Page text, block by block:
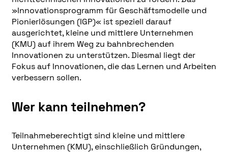
»Innovationsprogramm für Geschäftsmodelle und
Pionierlösungen (IGP)« ist speziell darauf
ausgerichtet, kleine und mittlere Unternehmen
(KMU) auf ihrem Weg zu bahnbrechenden
Innovationen zu unterstützen. Diesmal liegt der
Fokus auf Innovationen, die das Lernen und Arbeiten
verbessern sollen.
Wer kann teilnehmen?
Teilnahmeberechtigt sind kleine und mittlere
Unternehmen (KMU), einschließlich Gründungen,